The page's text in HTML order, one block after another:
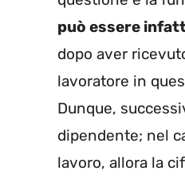
può essere
dopo aver
lavoratore in
Dunque,
dipendente; nel
lavoro, allora la